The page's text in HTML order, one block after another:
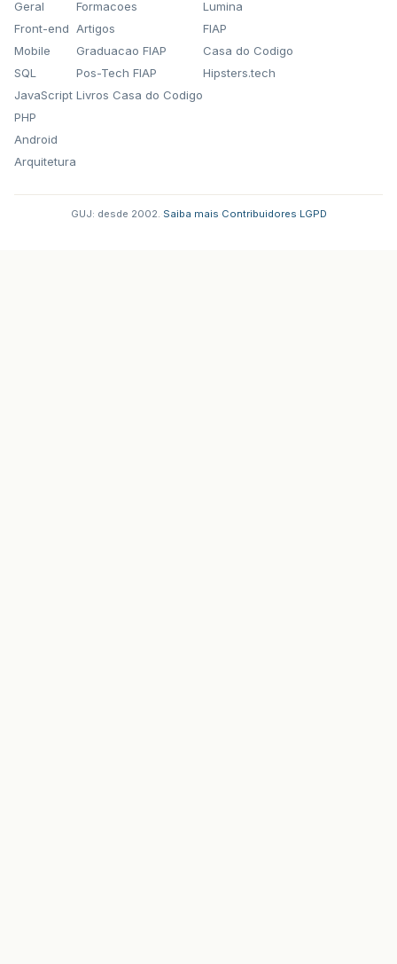
Geral
Front-end
Mobile
SQL
JavaScript
PHP
Android
Arquitetura
Formacoes
Artigos
Graduacao FIAP
Pos-Tech FIAP
Livros Casa do Codigo
Lumina
FIAP
Casa do Codigo
Hipsters.tech
GUJ: desde 2002. Saiba mais Contribuidores LGPD